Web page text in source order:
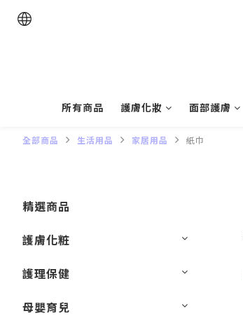
所有商品 護膚化妝 面部護膚
全部商品 生活用品 家居用品 紙巾
精選商品
護膚化粧
護理保健
母嬰育兒